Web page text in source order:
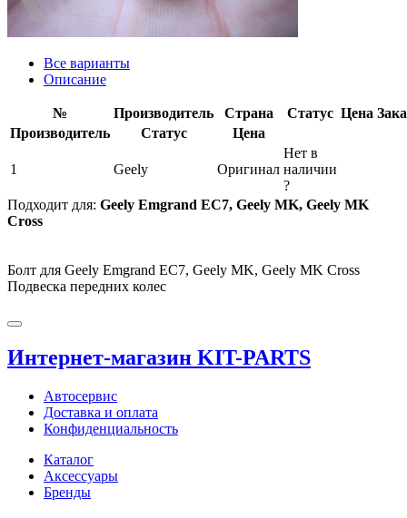
Все варианты
Описание
№ Производитель Страна Статус Цена
Производитель
Статус Цена
1 Geely Оригинал
Нет в
наличии
?
Подходит для: Geely Emgrand EC7, Geely MK, Geely MK
Cross
Болт для Geely Emgrand EC7, Geely MK, Geely MK Cross
Подвеска передних колес
Интернет-магазин KIT-PARTS
Автосервис
Доставка и оплата
Конфиденциальность
Каталог
Аксессуары
Бренды